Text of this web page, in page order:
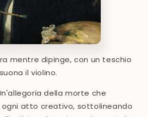
mentre dipinge, con un teschio
il violino.
della morte che
atto creativo, sottolineando